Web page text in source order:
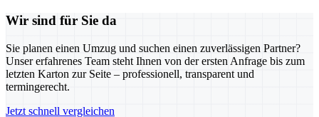
Wir sind für Sie da
Sie planen einen Umzug und suchen einen zuverlässigen Partner?
Unser erfahrenes Team steht Ihnen von der ersten Anfrage bis zum
letzten Karton zur Seite – professionell, transparent und
termingerecht.
Jetzt schnell vergleichen